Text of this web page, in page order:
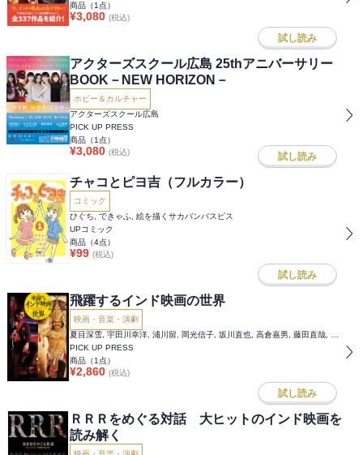
商品（1 点）
¥3,080 (税込)
試し読み
アクターズスクール広島 25thアニバーサリー
BOOK－NEW HORIZON－
ホビー＆カルチャー
アクターズスクール広島
PICK UP PRESS
商品（1 点）
¥3,080 (税込) 試し読み
チャコとピヨ吉（フルカラー）
コミック
ひぐち, できゃふ, 絵を描くサカバンバスピス
UPコミック
商品（4点）
¥99 (税込)
試し読み
飛躍するインド映画の世界
映画・音楽・演劇
PICK UP PRESS
商品（1 点）
¥2,860 (税込)
試し読み
ＲＲＲをめぐる対話 大ヒットのインド映画を
読み解く